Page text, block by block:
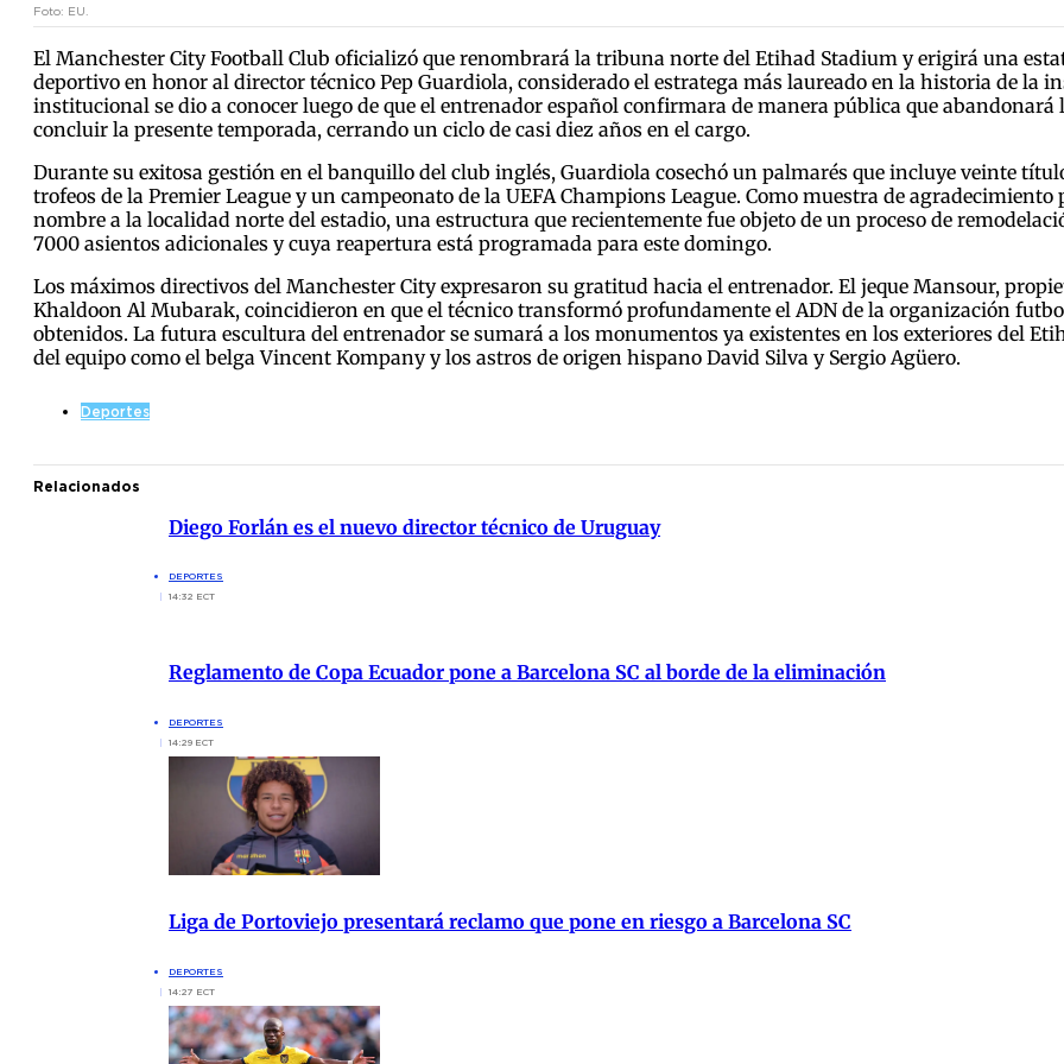
Foto: EU.
El Manchester City Football Club oficializó que renombrará la tribuna norte del Etihad Stadium y erigirá una
deportivo en honor al director técnico Pep Guardiola, considerado el estratega más laureado en la historia de la
institucional se dio a conocer luego de que el entrenador español confirmara de manera pública que
concluir la presente temporada, cerrando un ciclo de casi diez años en el cargo.
Durante su exitosa gestión en el banquillo del club inglés, Guardiola cosechó un palmarés que incluye veinte
trofeos de la Premier League y un campeonato de la UEFA Champions League. Como muestra de
nombre a la localidad norte del estadio, una estructura que recientemente fue objeto de un proceso de
7000 asientos adicionales y cuya reapertura está programada para este domingo.
Los máximos directivos del Manchester City expresaron su gratitud hacia el entrenador. El jeque Mansour,
Khaldoon Al Mubarak, coincidieron en que el técnico transformó profundamente el ADN de la organización
obtenidos. La futura escultura del entrenador se sumará a los monumentos ya existentes en los exteriores del
del equipo como el belga Vincent Kompany y los astros de origen hispano David Silva y Sergio Agüero.
Deportes
Relacionados
Diego Forlán es el nuevo director técnico de Uruguay
DEPORTES
14:32 ECT
Reglamento de Copa Ecuador pone a Barcelona SC al borde de la eliminación
DEPORTES
14:29 ECT
Liga de Portoviejo presentará reclamo que pone en riesgo a Barcelona SC
DEPORTES
14:27 ECT